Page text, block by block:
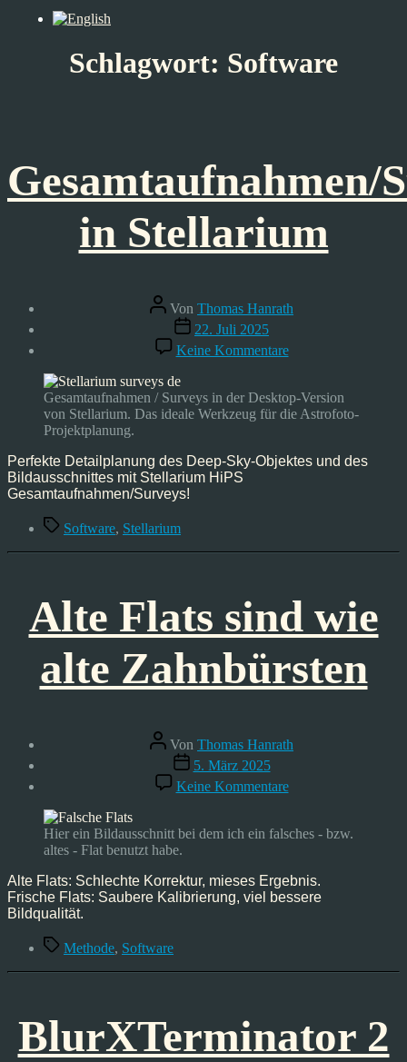
Schlagwort: Software
Gesamtaufnahmen/
in Stellarium
Beitragsautor
Von Thomas Hanrath
Veröffentlichungsdatum
22. Juli 2025
Keine Kommentarezu
Gesamtaufnahmen/
Stellarium
Gesamtaufnahmen / Surveys in der Desktop-Version
von Stellarium. Das ideale Werkzeug für die Astrofoto-
Projektplanung.
Perfekte Detailplanung des Deep-Sky-Objektes und des
Bildausschnittes mit Stellarium HiPS
Gesamtaufnahmen/Surveys!
Schlagwörter
Software, Stellarium
Alte Flats sind wie
alte Zahnbürsten
Beitragsautor
Von Thomas Hanrath
Veröffentlichungsdatum
5. März 2025
Keine Kommentarezu
Alte
sind
Zahnbürsten
Hier ein Bildausschnitt bei dem ich ein falsches - bzw.
altes - Flat benutzt habe.
Alte Flats: Schlechte Korrektur, mieses Ergebnis.
Frische Flats: Saubere Kalibrierung, viel bessere
Bildqualität.
Schlagwörter
Methode, Software
BlurXTerminator 2